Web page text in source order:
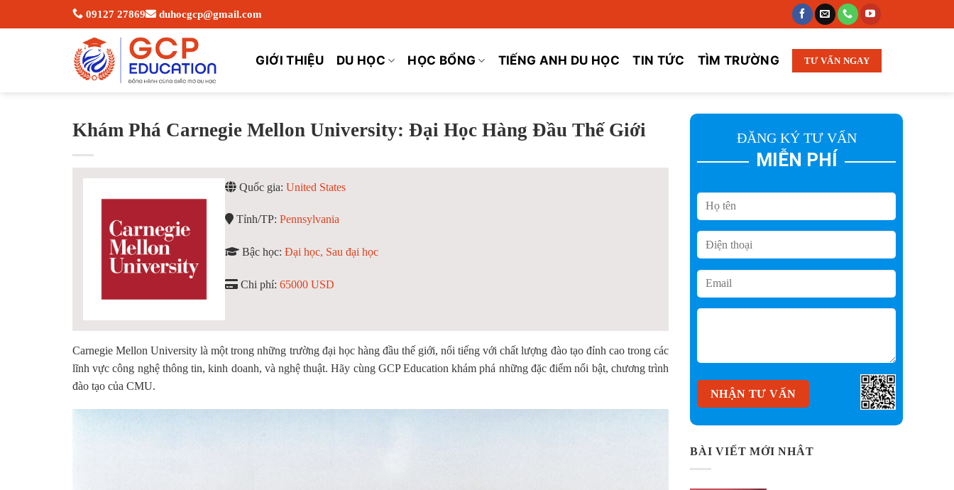
to
09127 27869 duhocgcp@gmail.com
GIỚI THIỆU DU HỌC HỌC BỔNG TIẾNG ANH DU HỌC TIN TỨC TÌM TRƯỜNG TƯ VẤN NGAY
Khám Phá Carnegie Mellon University: Đại Học Hàng Đầu Thế Giới
Quốc gia: United States
Tỉnh/TP: Pennsylvania
Bậc học: Đại học, Sau đại học
Chi phí: 65000 USD
Carnegie Mellon University là một trong những trường đại học hàng đầu thế giới, nổi tiếng với chất lượng đào tạo đỉnh cao trong các
lĩnh vực công nghệ thông tin, kinh doanh, và nghệ thuật. Hãy cùng GCP Education khám phá những đặc điểm nổi bật, chương trình
đào tạo của CMU.
ĐĂNG KÝ TƯ VẤN
MIỄN PHÍ
BÀI VIẾT MỚI NHÂT